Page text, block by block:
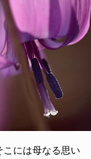
には母なる思い